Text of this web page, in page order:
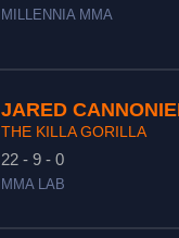
MILLENNIA MMA
JARED
THE KILLA GORILLA
22 - 9 - 0
MMA LAB